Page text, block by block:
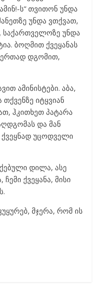
ს” თვითონ უნდა
უნდა ვთქვათ,
საქართველოზე უნდა
ბოღმით ქვეყანას
ერთად დგომით,
ამინისტები. აბა,
იტყვიან
ჰკითხეთ პატარა
და მან
ქვეყნად უცოდველი
დილა, ასე
ქვეყანა, მისი
მჯერა, რომ ის